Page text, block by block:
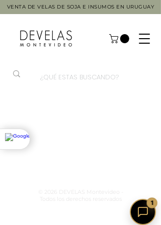
VENTA DE VELAS DE SOJA E INSUMOS EN URUGUAY
© 2026 DEVELAS Montevideo -
1